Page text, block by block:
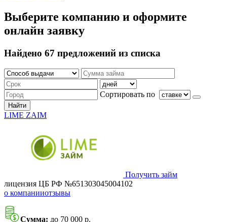
Выберите компанию и оформите
онлайн заявку
Найдено 67 предложений из списка
Сортировать по
Найти
LIME ZAIM
Получить займ
лицензия ЦБ РФ №651303045004102
о компанииотзывы
Сумма: до 70 000 р.